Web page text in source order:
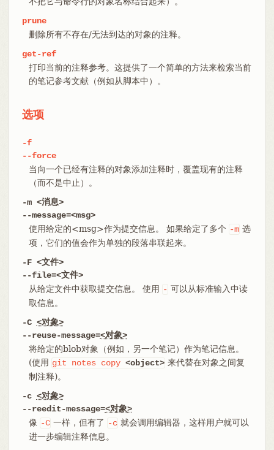
prune
删除所有不存在/无法到达的对象的注释。
get-ref
打印当前的注释参考。这提供了一个简单的方法来检索当前
的笔记参考文献（例如从脚本中）。
选项
-f
--force
当向一个已经有注释的对象添加注释时，覆盖现有的注释
（而不是中止）。
-m <消息>
--message=<msg>
使用给定的<msg>作为提交信息。 如果给定了多个 -m 选
项，它们的值会作为单独的段落串联起来。
-F <文件>
--file=<文件>
从给定文件中获取提交信息。 使用 - 可以从标准输入中读
取信息。
-C <对象>
--reuse-message=<对象>
将给定的blob对象（例如，另一个笔记）作为笔记信息。
(使用 git notes copy <object> 来代替在对象之间复
制注释)。
-c <对象>
--reedit-message=<对象>
像 -C 一样，但有了 -c 就会调用编辑器，这样用户就可以
进一步编辑注释信息。